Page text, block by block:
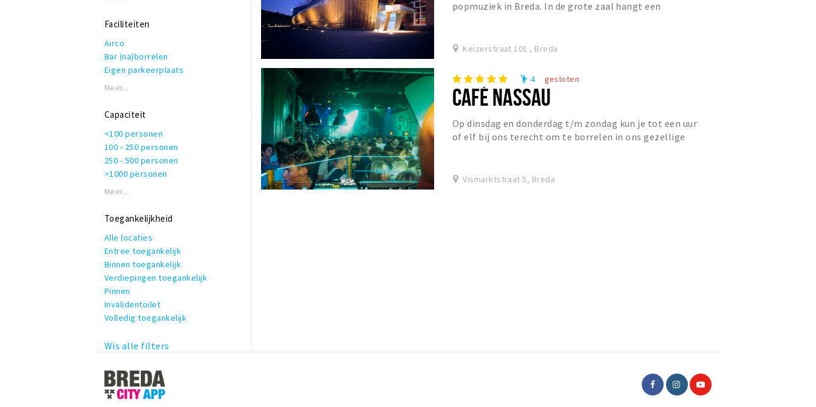
Faciliteiten
Airco
Bar (na)borrelen
Eigen parkeerplaats
Garderobe
Rolstoeltoegankelijk
Invalidentoilet
Kindvriendelijk
Private dining
Rookruimte
Reserveren mogelijk
Terras of binnentuin
WiFi
Meer...
Capaciteit
<100 personen
100 - 250 personen
250 - 500 personen
>1000 personen
Meer...
Toegankelijkheid
Alle locaties
Entree toegankelijk
Binnen toegankelijk
Verdiepingen toegankelijk
Pinnen
Invalidentoilet
Volledig toegankelijk
Wis alle filters
popmuziek in Breda. In de grote zaal hangt een
Keizerstraat 101 , Breda
emoji_people 4 gesloten
CAFÉ NASSAU
Op dinsdag en donderdag t/m zondag kun je tot een uur
of elf bij ons terecht om te borrelen in ons gezellige
Vismarktstraat 5, Breda
Stappen
&
Shoppen